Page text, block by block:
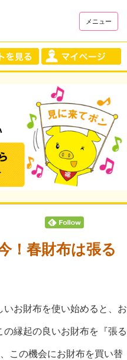
メニュー
！春財布は張る
お財布を使い始めると、お
縁起の良いお財布を『張る
この機会にお財布を買い替